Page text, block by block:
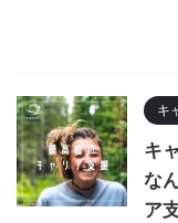
キ
キ
な
ア